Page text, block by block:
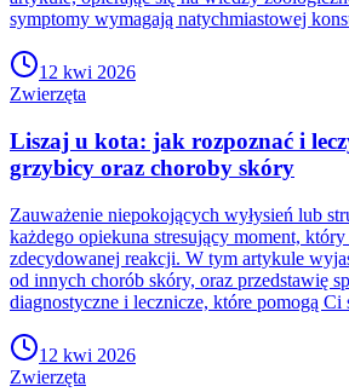
symptomy wymagają natychmiastowej
12 kwi 2026
Zwierzęta
Liszaj u kota: jak rozpoznać i
grzybicy oraz choroby skóry
Zauważenie niepokojących wyłysień lub
każdego opiekuna stresujący moment,
zdecydowanej reakcji. W tym artykule
od innych chorób skóry, oraz przedstawię
diagnostyczne i lecznicze, które pomogą Ci
12 kwi 2026
Zwierzęta